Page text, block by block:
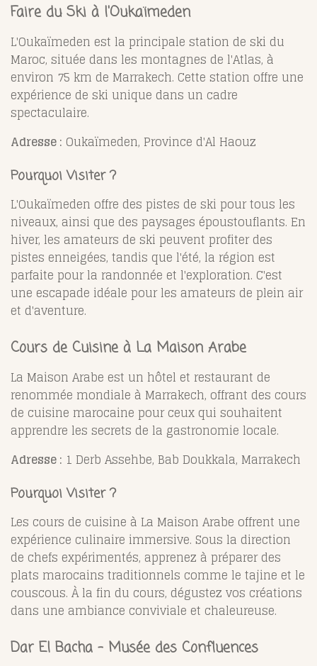
Faire du Ski à l'Oukaïmeden
L'Oukaïmeden est la principale station de ski du
Maroc, située dans les montagnes de l'Atlas, à
environ 75 km de Marrakech. Cette station offre une
expérience de ski unique dans un cadre
spectaculaire.
Adresse : Oukaïmeden, Province d'Al Haouz
Pourquoi Visiter ?
L'Oukaïmeden offre des pistes de ski pour tous les
niveaux, ainsi que des paysages époustouflants. En
hiver, les amateurs de ski peuvent profiter des
pistes enneigées, tandis que l'été, la région est
parfaite pour la randonnée et l'exploration. C'est
une escapade idéale pour les amateurs de plein air
et d'aventure.
Cours de Cuisine à La Maison Arabe
La Maison Arabe est un hôtel et restaurant de
renommée mondiale à Marrakech, offrant des cours
de cuisine marocaine pour ceux qui souhaitent
apprendre les secrets de la gastronomie locale.
Adresse : 1 Derb Assehbe, Bab Doukkala, Marrakech
Pourquoi Visiter ?
Les cours de cuisine à La Maison Arabe offrent une
expérience culinaire immersive. Sous la direction
de chefs expérimentés, apprenez à préparer des
plats marocains traditionnels comme le tajine et le
couscous. À la fin du cours, dégustez vos créations
dans une ambiance conviviale et chaleureuse.
Dar El Bacha - Musée des Confluences